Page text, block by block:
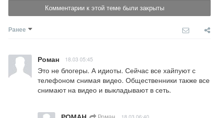
Комментарии к этой теме были закрыты
Ранее
Роман 18.03 05:45
Это не блогеры. А идиоты. Сейчас все хайпуют с
телефоном снимая видео. Общественники также все
снимают на видео и выкладывают в сеть.
Роман